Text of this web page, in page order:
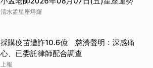
清水孟星座塔羅
採購疫苗遭詐10.6億 慈濟聲明：深感痛
心、已委託律師配合調查
上報